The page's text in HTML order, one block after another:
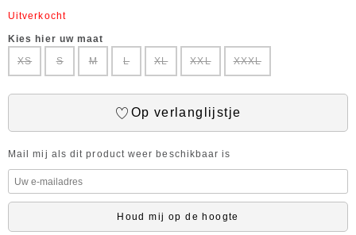
Uitverkocht
Kies hier uw maat
XS
S M L XL XXL XXXL
Op verlanglijstje
Mail mij als dit product weer beschikbaar is
Houd mij op de hoogte